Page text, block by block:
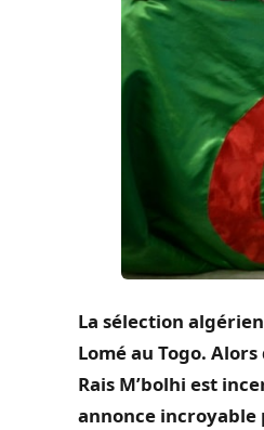
La sélection
Lomé au Togo. Alors
Rais M’bolhi est
annonce incroyable